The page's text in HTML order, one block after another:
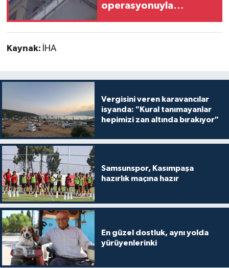
operasyonuyla
Kaynak: İHA
Vergisini veren karavancılar
isyanda: "Kural tanımayanlar
hepimizi zan altında bırakıyor"
Samsunspor, Kasımpaşa
hazırlık maçına hazır
En güzel dostluk, aynı yolda
yürüyenlerinki